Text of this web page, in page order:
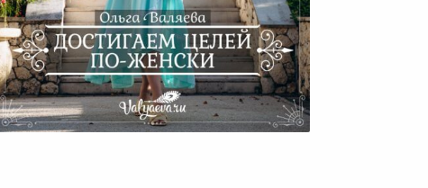
Достигаем Целей По-Женски